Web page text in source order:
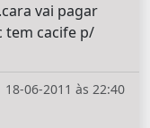
vai pagar
tem cacife p/
18-06-2011 às 22:40